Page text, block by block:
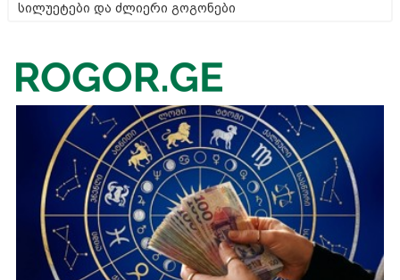
სილუეტები და ძლიერი გოგონები